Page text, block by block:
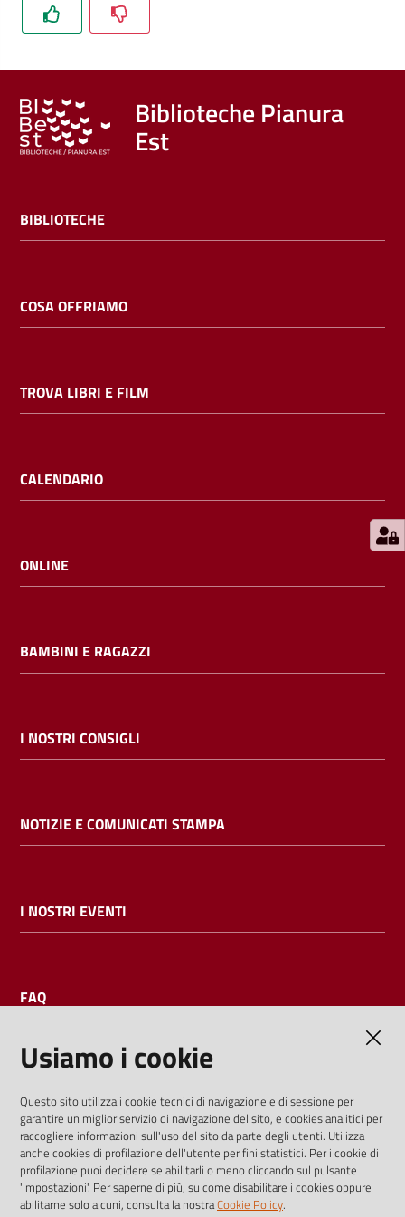
libri
film
Calendario
Bambini
E
l
i
cataloghi
bibliotecario
Biblioteche Pianura
Est
BIBLIOTECHE
COSA OFFRIAMO
TROVA LIBRI E FILM
CALENDARIO
ONLINE
BAMBINI E RAGAZZI
I NOSTRI CONSIGLI
NOTIZIE E COMUNICATI STAMPA
I NOSTRI EVENTI
FAQ
I dati personali pubblicati sono riutilizzabili solo alle condizioni
previste dalla direttiva comunitaria 2003/98/CE e dal d.lgs.
36/2006
Usiamo i cookie
Questo sito utilizza i cookie tecnici di navigazione e di sessione per
garantire un miglior servizio di navigazione del sito, e cookies analitici per
raccogliere informazioni sull'uso del sito da parte degli utenti. Utilizza
anche cookies di profilazione dell'utente per fini statistici. Per i cookie di
profilazione puoi decidere se abilitarli o meno cliccando sul pulsante
'Impostazioni'. Per saperne di più, su come disabilitare i cookies oppure
abilitarne solo alcuni, consulta la nostraCookie Policy.